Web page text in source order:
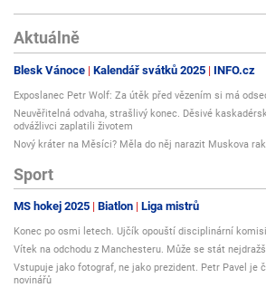
Aktuálně
Blesk Vánoce Kalendář svátků 2025 INFO.cz
Exposlanec Petr Wolf: Za útěk před vězením si má
Neuvěřitelná odvaha, strašlivý konec. Děsivé
odvážlivci zaplatili životem
Nový kráter na Měsíci? Měla do něj narazit Muskova
Sport
MS hokej 2025 Biatlon Liga mistrů
Konec po osmi letech. Ujčík opouští disciplinární
Vítek na odchodu z Manchesteru. Může se stát
Vstupuje jako fotograf, ne jako prezident. Petr Pavel je
novinářů